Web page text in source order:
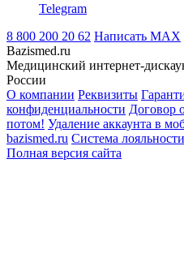
Telegram
8 800 200 20 62 Написать MAX
Bazismed.ru
Медицинский интернет-
России
О компании Реквизиты
конфиденциальности Договор
потом! Удаление аккаунта в
bazismed.ru Система
Полная версия сайта